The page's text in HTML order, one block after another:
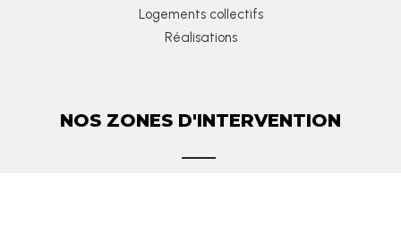
Logements collectifs
Réalisations
NOS ZONES D'INTERVENTION